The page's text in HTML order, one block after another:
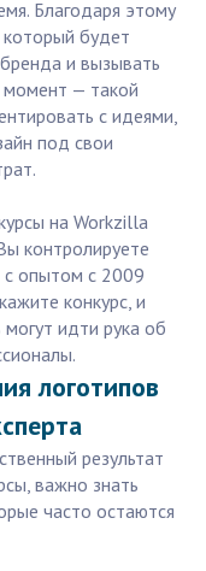
Благодаря этому
который будет
и вызывать
— такой
с идеями,
под свои
на Workzilla
контролируете
с опытом с 2009
конкурс, и
идти рука об
логотипов
результат
важно знать
часто остаются